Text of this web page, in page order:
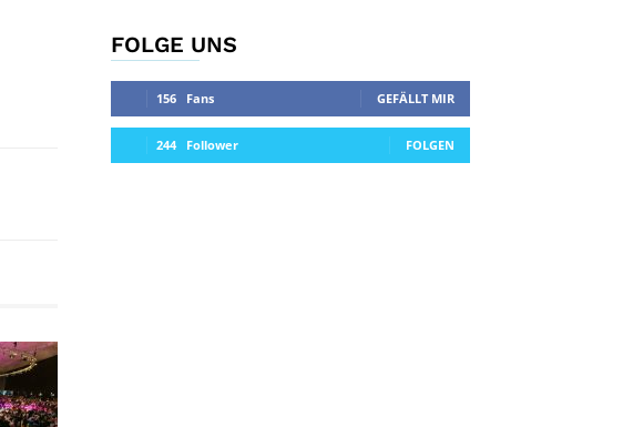
FOLGE UNS
156 Fans GEFÄLLT MIR
244 Follower FOLGEN